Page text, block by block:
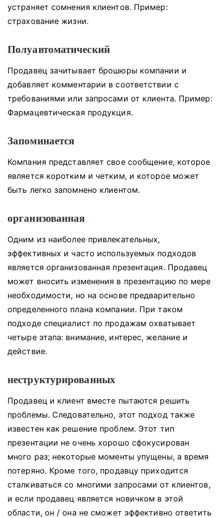
устраняет сомнения клиентов. Пример:
страхование жизни.
Полуавтоматический
Продавец зачитывает брошюры компании и
добавляет комментарии в соответствии с
требованиями или запросами от клиента. Пример:
Фармацевтическая продукция.
Запоминается
Компания представляет свое сообщение, которое
является коротким и четким, и которое может
быть легко запомнено клиентом.
организованная
Одним из наиболее привлекательных,
эффективных и часто используемых подходов
является организованная презентация. Продавец
может вносить изменения в презентацию по мере
необходимости, но на основе предварительно
определенного плана компании. При таком
подходе специалист по продажам охватывает
четыре этапа: внимание, интерес, желание и
действие.
неструктурированных
Продавец и клиент вместе пытаются решить
проблемы. Следовательно, этот подход также
известен как решение проблем. Этот тип
презентации не очень хорошо сфокусирован
много раз; некоторые моменты упущены, а время
потеряно. Кроме того, продавцу приходится
сталкиваться со многими запросами от клиентов,
и если продавец является новичком в этой
области, он / она не сможет эффективно ответить